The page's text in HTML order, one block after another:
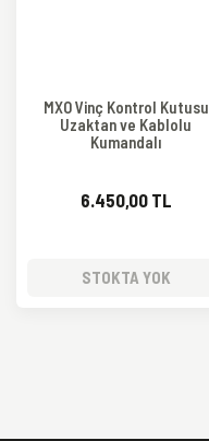
MXO Vinç Kontrol Kutusu
Uzaktan ve Kablolu
Kumandalı
6.450,00 TL
STOKTA YOK